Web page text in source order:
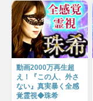
動画2000万再生超
え！『この人、外さ
ない』真実暴く全感
覚霊視◆珠希